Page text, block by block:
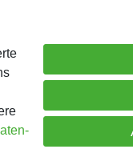
Login